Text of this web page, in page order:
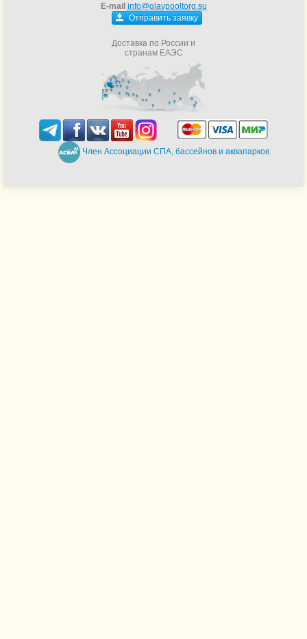
E-mail info@glavpooltorg.su
Отправить заявку
Доставка по России и
странам ЕАЭС
Член Ассоциации СПА, бассейнов и аквапарков